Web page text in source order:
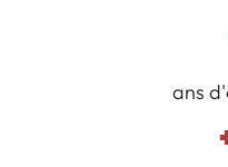
ans